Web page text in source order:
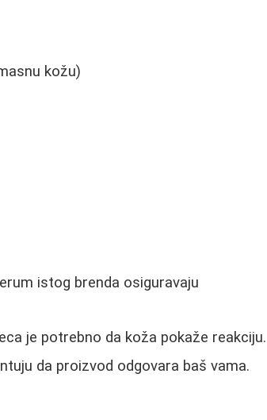
kožu)
istog brenda osiguravaju
je potrebno da koža pokaže reakciju.
da proizvod odgovara baš vama.